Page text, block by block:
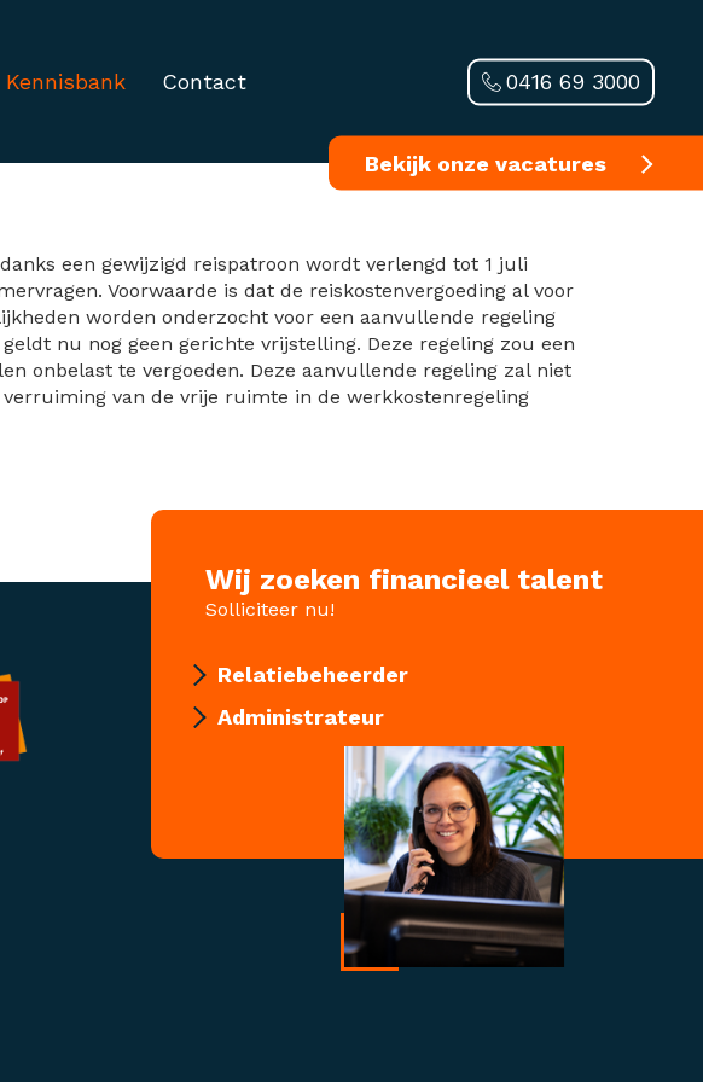
Kennisbank Contact
Bekijk onze vacatures
0416 69 3000
een gewijzigd reispatroon wordt verlengd tot 1 juli
Voorwaarde is dat de reiskostenvergoeding al voor
worden onderzocht voor een aanvullende regeling
nu nog geen gerichte vrijstelling. Deze regeling zou een
onbelast te vergoeden. Deze aanvullende regeling zal niet
van de vrije ruimte in de werkkostenregeling
Wij zoeken financieel talent
Solliciteer nu!
Relatiebeheerder
Administrateur